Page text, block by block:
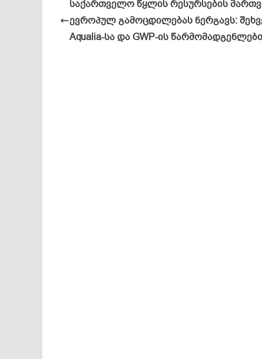
საქართველო წყლის რესურსების
ევროპულ გამოცდილებას ნერგავს:
Aqualia-სა და GWP-ის